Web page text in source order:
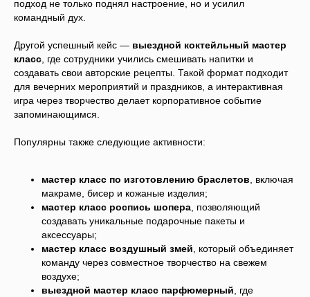
подход не только поднял настроение, но и усилил
командный дух.
Другой успешный кейс — выездной коктейльный мастер
класс , где сотрудники учились смешивать напитки и
создавать свои авторские рецепты. Такой формат подходит
для вечерних мероприятий и праздников, а интерактивная
игра через творчество делает корпоративное событие
запоминающимся.
Популярны также следующие активности:
мастер класс по изготовлению браслетов , включая
макраме, бисер и кожаные изделия;
мастер класс роспись шопера , позволяющий
создавать уникальные подарочные пакеты и
аксессуары;
мастер класс воздушный змей , который объединяет
команду через совместное творчество на свежем
воздухе;
выездной мастер класс парфюмерный , где